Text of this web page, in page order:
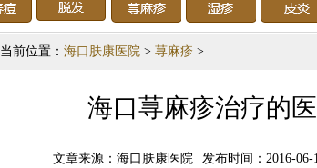
当前位置： 海口肤康医院 > 荨麻疹 >
海口荨麻疹治疗的
文章来源：海口肤康医院 发布时间：2016-06-